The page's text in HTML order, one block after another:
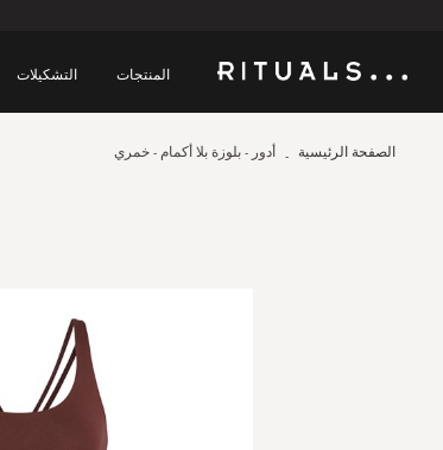
المنتجات التشكيلات
الصفحة الرئيسية أدور - بلوزة بلا أكمام - خمري